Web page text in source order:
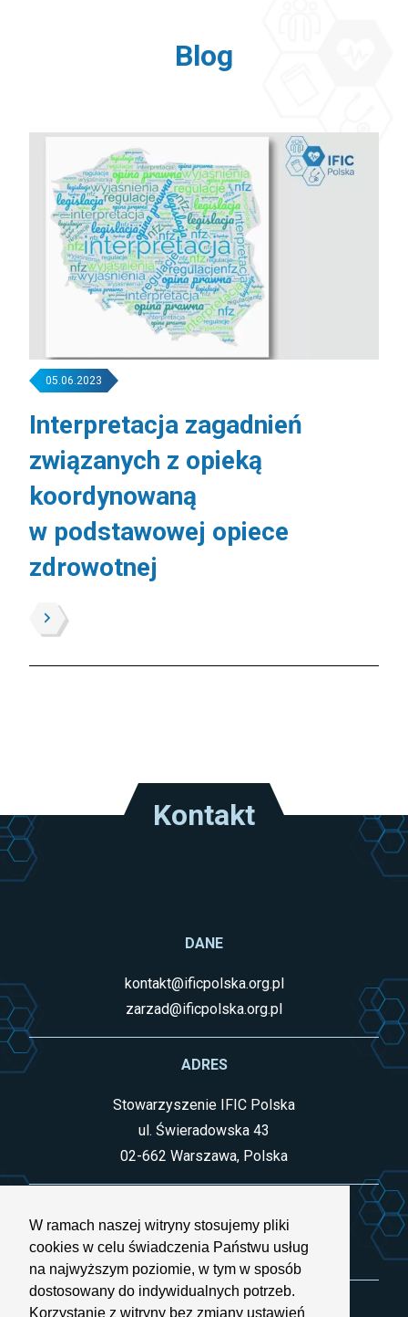
W ramach naszej witryny stosujemy pliki
cookies w celu świadczenia Państwu usług
na najwyższym poziomie, w tym w sposób
dostosowany do indywidualnych potrzeb.
Korzystanie z witryny bez zmiany ustawień
Blog
05.06.2023
Interpretacja zagadnień
związanych z opieką
koordynowaną
w podstawowej opiece
zdrowotnej
Kontakt
DANE
kontakt@ificpolska.org.pl
zarzad@ificpolska.org.pl
ADRES
Stowarzyszenie IFIC Polska
ul. Świeradowska 43
02-662 Warszawa, Polska
Nr KRS: 0000774032